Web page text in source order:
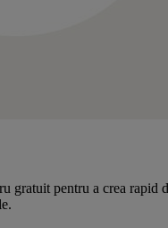
gratuit pentru a crea rapid